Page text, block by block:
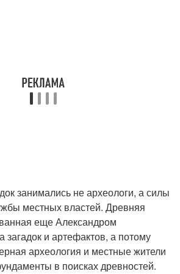
занимались не археологи, а силы
местных властей. Древняя
еще Александром
загадок и артефактов, а потому
археология и местные жители
в поисках древностей.